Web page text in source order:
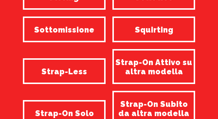
Sottomissione Squirting
Strap-Less
Strap-On Attivo su
altra modella
Strap-On Solo
Strap-On Subito
da altra modella